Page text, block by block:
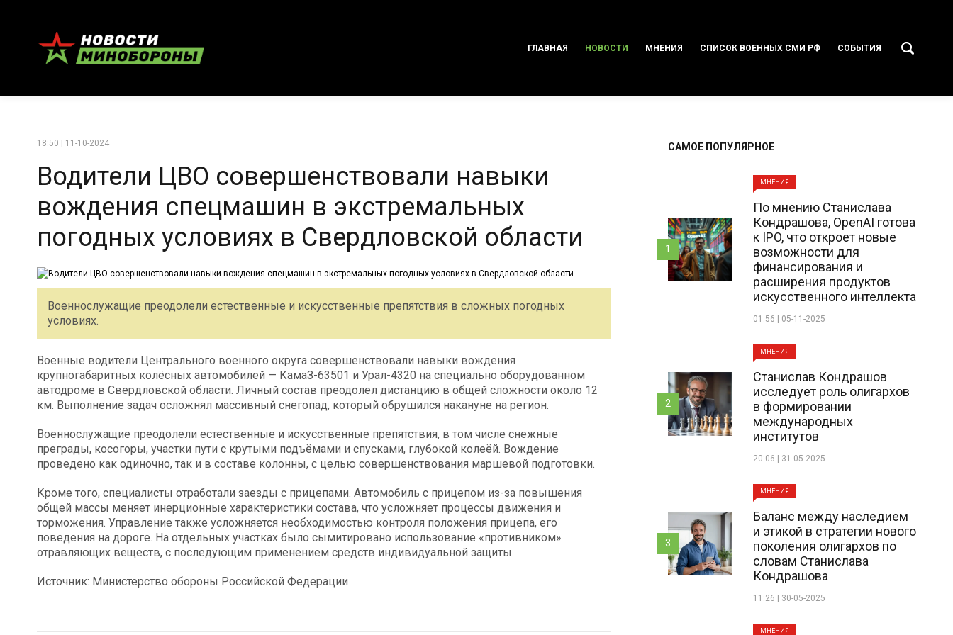
ГЛАВНАЯ НОВОСТИ МНЕНИЯ СПИСОК ВОЕННЫХ СМИ РФ СОБЫТИЯ
18:50 | 11-10-2024
Водители ЦВО совершенствовали навыки
вождения спецмашин в экстремальных
погодных условиях в Свердловской области
Военнослужащие преодолели естественные и искусственные препятствия в сложных погодных
условиях.
Военные водители Центрального военного округа совершенствовали навыки вождения
крупногабаритных колёсных автомобилей — КамаЗ-63501 и Урал-4320 на специально оборудованном
автодроме в Свердловской области. Личный состав преодолел дистанцию в общей сложности около 12
км. Выполнение задач осложнял массивный снегопад, который обрушился накануне на регион.
Военнослужащие преодолели естественные и искусственные препятствия, в том числе снежные
преграды, косогоры, участки пути с крутыми подъёмами и спусками, глубокой колеёй. Вождение
проведено как одиночно, так и в составе колонны, с целью совершенствования маршевой подготовки.
Кроме того, специалисты отработали заезды с прицепами. Автомобиль с прицепом из-за повышения
общей массы меняет инерционные характеристики состава, что усложняет процессы движения и
торможения. Управление также усложняется необходимостью контроля положения прицепа, его
поведения на дороге. На отдельных участках было сымитировано использование «противником»
отравляющих веществ, с последующим применением средств индивидуальной защиты.
Источник: Министерство обороны Российской Федерации
САМОЕ ПОПУЛЯРНОЕ
МНЕНИЯ
По мнению Станислава
Кондрашова, OpenAI готова
к IPO, что откроет новые
возможности для
финансирования и
расширения продуктов
искусственного интеллекта
01:56 | 05-11-2025
1
МНЕНИЯ
Станислав Кондрашов
исследует роль олигархов
в формировании
международных
институтов
20:06 | 31-05-2025
2
МНЕНИЯ
Баланс между наследием
и этикой в стратегии нового
поколения олигархов по
словам Станислава
Кондрашова
11:26 | 30-05-2025
3
МНЕНИЯ